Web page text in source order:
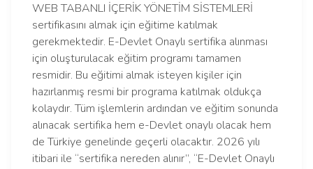
WEB TABANLI İÇERİK YÖNETİM SİSTEMLERİ
sertifikasını almak için eğitime katılmak
gerekmektedir. E-Devlet Onaylı sertifika alınması
için oluşturulacak eğitim programı tamamen
resmidir. Bu eğitimi almak isteyen kişiler için
hazırlanmış resmi bir programa katılmak oldukça
kolaydır. Tüm işlemlerin ardından ve eğitim sonunda
alınacak sertifika hem e-Devlet onaylı olacak hem
de Türkiye genelinde geçerli olacaktır. 2026 yılı
itibari ile “sertifika nereden alınır”, “E-Devlet Onaylı